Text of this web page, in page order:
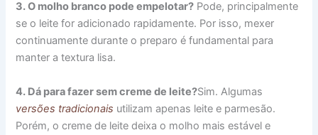
3. O molho branco pode empelotar? Pode, principalmente
se o leite for adicionado rapidamente. Por isso, mexer
continuamente durante o preparo é fundamental para
manter a textura lisa.
4. Dá para fazer sem creme de leite?Sim. Algumas
versões tradicionais utilizam apenas leite e parmesão.
Porém, o creme de leite deixa o molho mais estável e